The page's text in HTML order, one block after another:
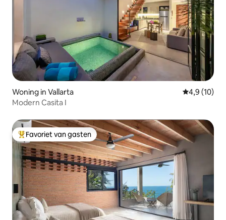
Woning in Vallarta
4,9 (10)
Modern Casita I
Topfavoriet van gasten
Favoriet van gasten